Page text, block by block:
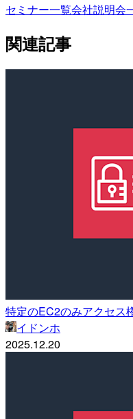
セミナー一覧会社説明会
関連記事
特定のEC2のみアクセス
イドンホ
2025.12.20